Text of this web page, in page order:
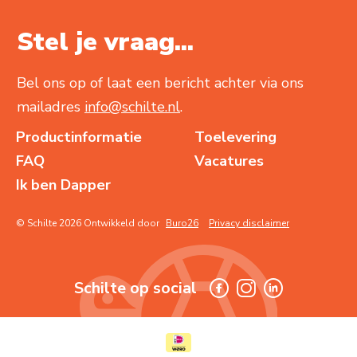
Stel je vraag...
Bel ons op of laat een bericht achter via ons
mailadres info@schilte.nl.
Productinformatie
Toelevering
FAQ
Vacatures
Ik ben Dapper
© Schilte 2026 Ontwikkeld door Buro26 Privacy disclaimer
Schilte op social